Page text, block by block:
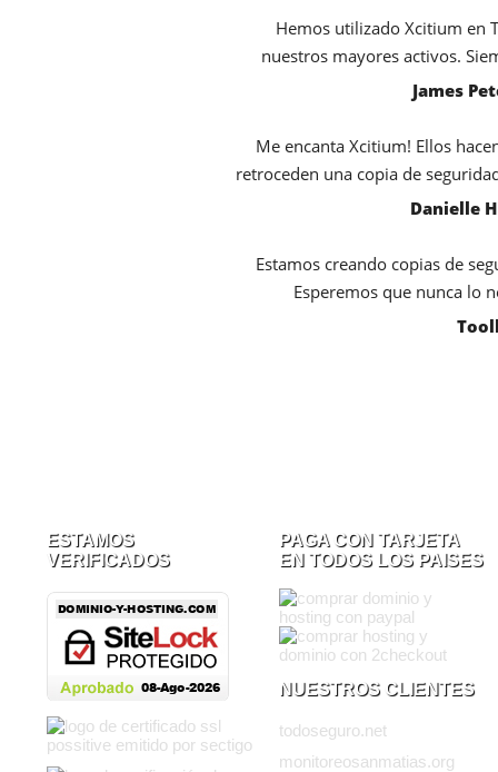
Hemos utilizado Xcitium en
nuestros mayores activos.
James
Me encanta Xcitium! Ellos
retroceden una copia de
Danielle
Estamos creando copias de
Esperemos que nunca lo
ESTAMOS
VERIFICADOS
PAGA CON TARJETA
EN TODOS LOS PAISES
NUESTROS CLIENTES
todoseguro.net
monitoreosanmatias.org